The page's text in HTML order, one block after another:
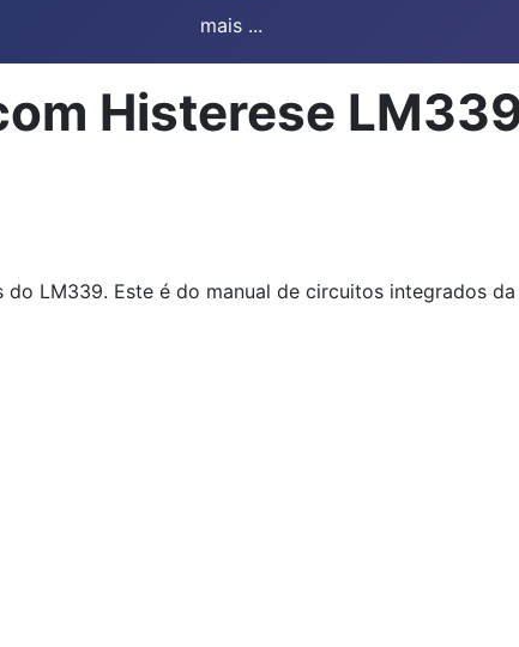
mais ...
Histerese
LM339. Este é do manual de circuitos integrados